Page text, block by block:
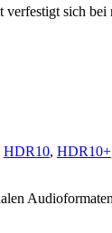
verfestigt sich
HDR10, HDR10+